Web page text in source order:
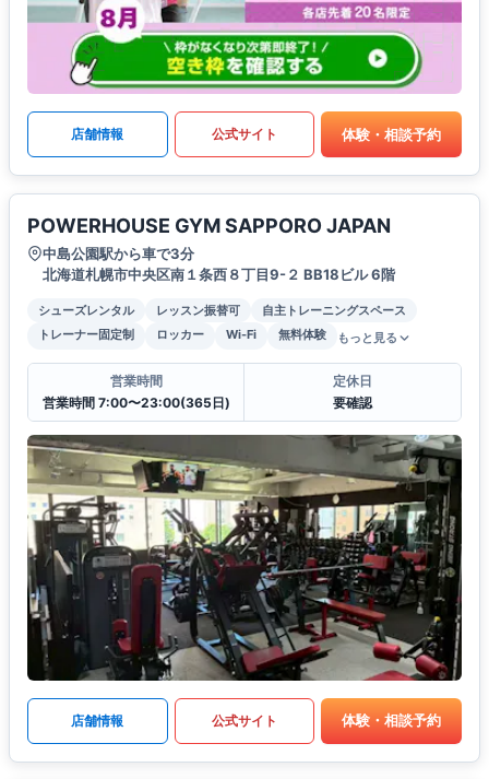
店舗情報 公式サイト 体験・相談予約
POWERHOUSE GYM SAPPORO JAPAN
中島公園駅から車で3分
北海道札幌市中央区南１条西８丁目9-２ BB18ビル 6階
シューズレンタル レッスン振替可
自主トレーニングスペース
トレーナー固定制
ロッカー Wi-Fi 無料体験 もっと見る
営業時間
営業時間 7:00〜23:00(365日)
定休日
要確認
店舗情報 公式サイト 体験・相談予約